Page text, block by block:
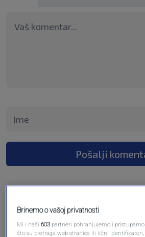
Pošalji
Brinemo o vašoj privatnosti
Mi i naši603 partneri pohranjujemo i
što su pretraga web stranica ili lični